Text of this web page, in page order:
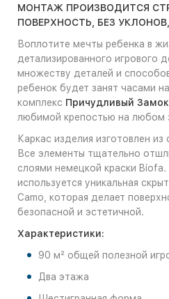
МОНТАЖ ПРОИЗВОДИТСЯ
ПОВЕРХНОСТЬ, БЕЗ
Воплотите мечты ребенка в
детализированного игрового
множеству деталей и
ребенок будет занят часами
комплекс Причудливый Замок
любимой крепостью на любом
Каркас изделия изготовлен
Все элементы тщательно
слоями немецкой краски
используется уникальная
Camo, которая делает
безопасной и эстетичной.
Характеристики:
90 м² общей полезной
Два этажа